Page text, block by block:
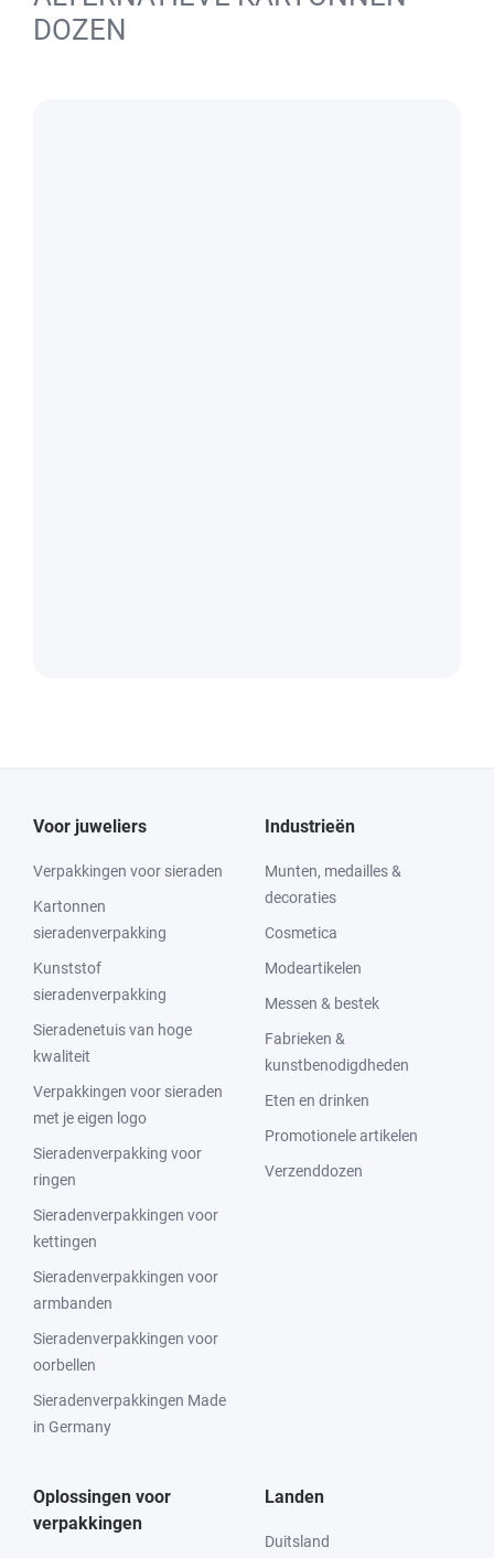
DOZEN
Voor juweliers
Verpakkingen voor sieraden
Kartonnen
sieradenverpakking
Kunststof
sieradenverpakking
Sieradenetuis van hoge
kwaliteit
Verpakkingen voor sieraden
met je eigen logo
Sieradenverpakking voor
ringen
Sieradenverpakkingen voor
kettingen
Sieradenverpakkingen voor
armbanden
Sieradenverpakkingen voor
oorbellen
Sieradenverpakkingen Made
in Germany
Industrieën
Munten, medailles &
decoraties
Cosmetica
Modeartikelen
Messen & bestek
Fabrieken &
kunstbenodigdheden
Eten en drinken
Promotionele artikelen
Verzenddozen
Oplossingen voor
verpakkingen
Landen
Duitsland